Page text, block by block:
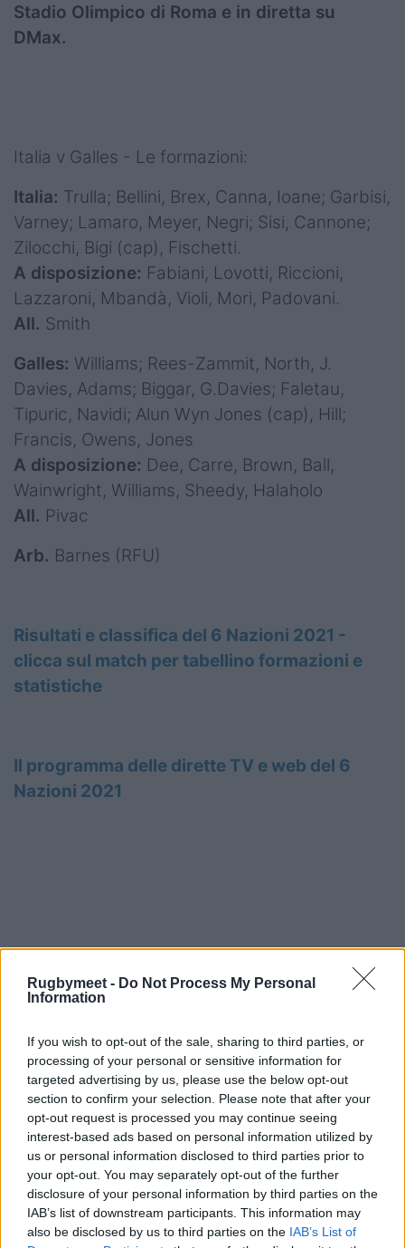
Rugbymeet - Do Not Process My Personal
Information
If you wish to opt-out of the sale, sharing to third parties, or
processing of your personal or sensitive information for
targeted advertising by us, please use the below opt-out
section to confirm your selection. Please note that after your
opt-out request is processed you may continue seeing
interest-based ads based on personal information utilized by
us or personal information disclosed to third parties prior to
your opt-out. You may separately opt-out of the further
disclosure of your personal information by third parties on the
IAB’s list of downstream participants. This information may
also be disclosed by us to third parties on the IAB’s List of
Stadio Olimpico di Roma e in diretta su
DMax.
Italia v Galles - Le formazioni:
Italia: Trulla; Bellini, Brex, Canna, Ioane; Garbisi,
Varney; Lamaro, Meyer, Negri; Sisi, Cannone;
Zilocchi, Bigi (cap), Fischetti.
A disposizione: Fabiani, Lovotti, Riccioni,
Lazzaroni, Mbandà, Violi, Mori, Padovani.
All. Smith
Galles: Williams; Rees-Zammit, North, J.
Davies, Adams; Biggar, G.Davies; Faletau,
Tipuric, Navidi; Alun Wyn Jones (cap), Hill;
Francis, Owens, Jones
A disposizione: Dee, Carre, Brown, Ball,
Wainwright, Williams, Sheedy, Halaholo
All. Pivac
Arb. Barnes (RFU)
Risultati e classifica del 6 Nazioni 2021 -
clicca sul match per tabellino formazioni e
statistiche
Il programma delle dirette TV e web del 6
Nazioni 2021
Consulta il catalogo palloni RM: